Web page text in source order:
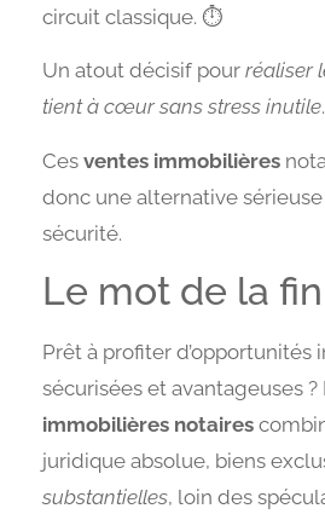
circuit classique. ⏱️
Un atout décisif pour réaliser
tient à cœur sans stress inutile.
Ces ventes immobilières
donc une alternative
sécurité.
Le mot de la fin
Prêt à profiter d’opportunités
sécurisées et avantageuses ?
immobilières notaires
juridique absolue, biens
substantielles, loin des